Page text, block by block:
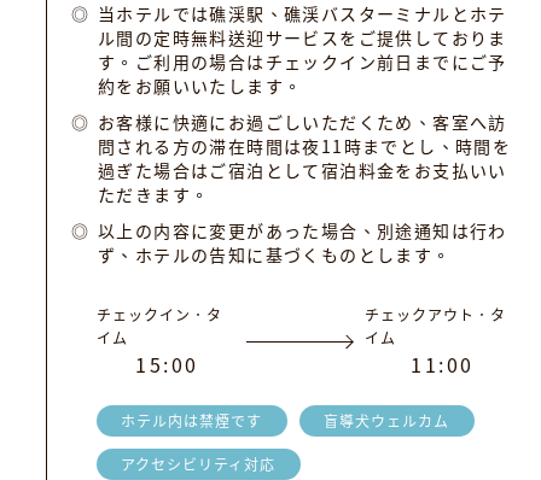
当ホテルでは礁渓駅、礁渓バスターミナルとホテ
ル間の定時無料送迎サービスをご提供しておりま
す。ご利用の場合はチェックイン前日までにご予
約をお願いいたします。
お客様に快適にお過ごしいただくため、客室へ訪
問される方の滞在時間は夜11時までとし、時間を
過ぎた場合はご宿泊として宿泊料金をお支払いい
ただきます。
以上の内容に変更があった場合、別途通知は行わ
ず、ホテルの告知に基づくものとします。
チェックイン．タ
イム
15:00
チェックアウト．タ
イム
1 1:00
ホテル内は禁煙です 盲導犬ウェルカム
アクセシビリティ対応